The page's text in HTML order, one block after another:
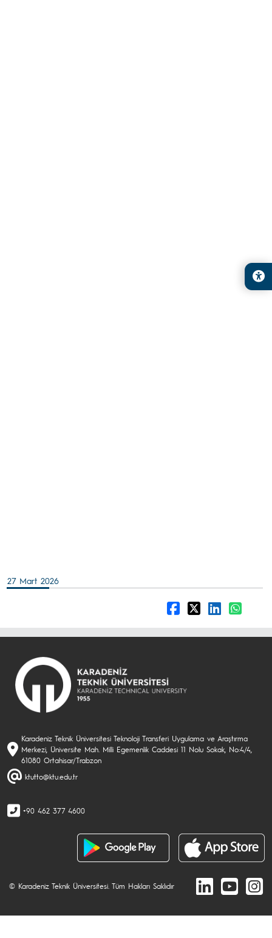
27 Mart 2026
Karadeniz Teknik Üniversitesi Teknoloji Transferi Uygulama ve Araştırma
Merkezi, Üniversite Mah. Milli Egemenlik Caddesi 11 Nolu Sokak, No:4/4,
61080 Ortahisar/Trabzon
ktutto@ktu.edu.tr
+90 462 377 4600
© Karadeniz Teknik Üniversitesi. Tüm Hakları Saklıdır